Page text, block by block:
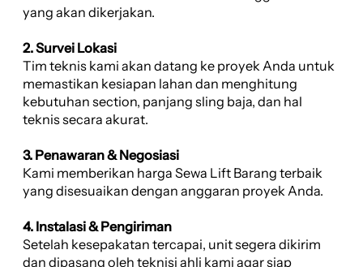
yang akan dikerjakan.
2. Survei Lokasi
Tim teknis kami akan datang ke proyek Anda untuk
memastikan kesiapan lahan dan menghitung
kebutuhan section, panjang sling baja, dan hal
teknis secara akurat.
3. Penawaran & Negosiasi
Kami memberikan harga Sewa Lift Barang terbaik
yang disesuaikan dengan anggaran proyek Anda.
4. Instalasi & Pengiriman
Setelah kesepakatan tercapai, unit segera dikirim
dan dipasang oleh teknisi ahli kami agar siap